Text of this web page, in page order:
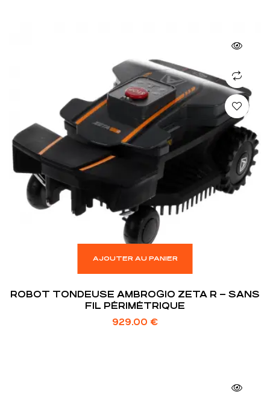
AJOUTER AU PANIER
ROBOT TONDEUSE AMBROGIO ZETA R – SANS
FIL PÉRIMÉTRIQUE
929.00 €